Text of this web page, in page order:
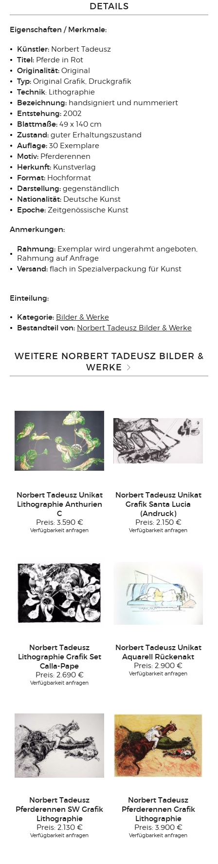
DETAILS
Eigenschaften / Merkmale:
Künstler: Norbert Tadeusz
Titel: Pferde in Rot
Originalität: Original
Typ: Original Grafik, Druckgrafik
Technik: Lithographie
Bezeichnung: handsigniert und nummeriert
Entstehung: 2002
Blattmaße: 49 x 140 cm
Zustand: guter Erhaltungszustand
Auflage: 30 Exemplare
Motiv: Pferderennen
Herkunft: Kunstverlag
Format: Hochformat
Darstellung: gegenständlich
Nationalität: Deutsche Kunst
Epoche: Zeitgenössische Kunst
Anmerkungen:
Rahmung: Exemplar wird ungerahmt angeboten,
Rahmung auf Anfrage
Versand: flach in Spezialverpackung für Kunst
Einteilung:
Kategorie: Bilder & Werke
Bestandteil von: Norbert Tadeusz Bilder & Werke
WEITERE NORBERT TADEUSZ BILDER &
WERKE
Norbert Tadeusz Unikat
Lithographie Anthurien
C
Preis: 3.590 €
Verfügbarkeit anfragen
Norbert Tadeusz Unikat
Grafik Santa Lucia
(Andruck)
Preis: 2.150 €
Verfügbarkeit anfragen
Norbert Tadeusz
Lithographie Grafik Set
Calla-Pape
Preis: 2.690 €
Verfügbarkeit anfragen
Norbert Tadeusz Unikat
Aquarell Rückenakt
Preis: 2.900 €
Verfügbarkeit anfragen
Norbert Tadeusz
Pferderennen SW Grafik
Lithographie
Preis: 2.130 €
Verfügbarkeit anfragen
Norbert Tadeusz
Pferderennen Grafik
Lithographie
Preis: 3.900 €
Verfügbarkeit anfragen